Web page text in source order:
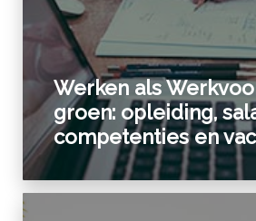
Werken als
groen: opleiding,
competenties en